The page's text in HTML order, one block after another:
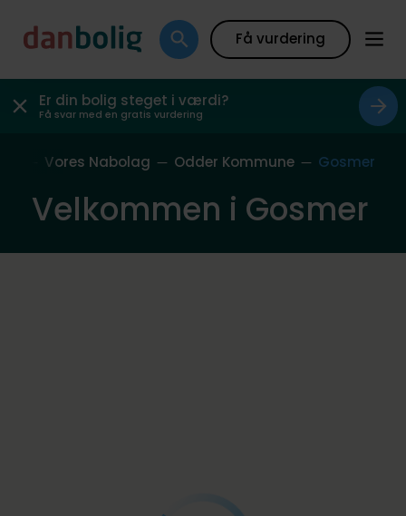
Få vurdering
Er din bolig steget i værdi?
Få svar med en gratis vurdering
Vores Nabolag Odder Kommune Gosmer
Velkommen i Gosmer